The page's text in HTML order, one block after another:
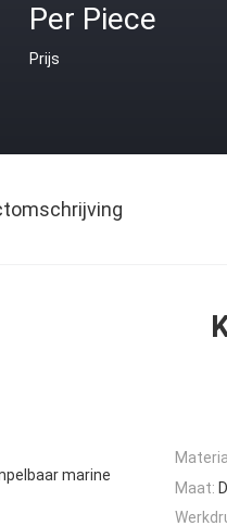
Per Piece
Prijs
marine
Maat: